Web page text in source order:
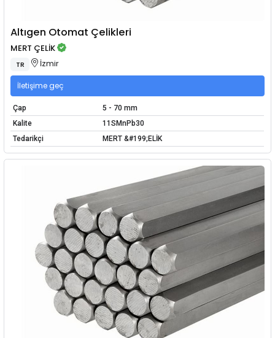
Altıgen Otomat Çelikleri
MERT ÇELİK
TR İzmir
İletişime geç
Çap
5 - 70 mm
Kalite
11SMnPb30
Tedarikçi
MERT &#199;ELİK